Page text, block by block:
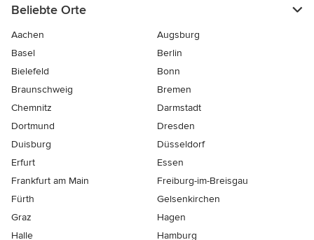
Beliebte Orte
Aachen
Augsburg
Basel
Berlin
Bielefeld
Bonn
Braunschweig
Bremen
Chemnitz
Darmstadt
Dortmund
Dresden
Duisburg
Düsseldorf
Erfurt
Essen
Frankfurt am Main
Freiburg-im-Breisgau
Fürth
Gelsenkirchen
Graz
Hagen
Halle
Hamburg